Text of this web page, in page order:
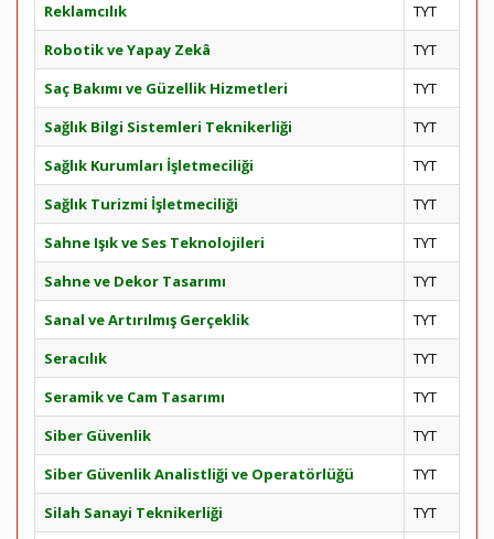
Reklamcılık
TYT
Robotik ve Yapay Zekâ
TYT
Saç Bakımı ve Güzellik Hizmetleri
TYT
Sağlık Bilgi Sistemleri Teknikerliği
TYT
Sağlık Kurumları İşletmeciliği
TYT
Sağlık Turizmi İşletmeciliği
TYT
Sahne Işık ve Ses Teknolojileri
TYT
Sahne ve Dekor Tasarımı
TYT
Sanal ve Artırılmış Gerçeklik
TYT
Seracılık
TYT
Seramik ve Cam Tasarımı
TYT
Siber Güvenlik
TYT
Siber Güvenlik Analistliği ve Operatörlüğü
TYT
Silah Sanayi Teknikerliği
TYT